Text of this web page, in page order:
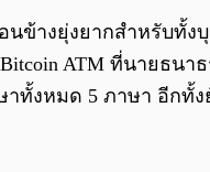
นข้างยุ่งยากสำหรับทั้
ATM ที่นายธนา
ทั้งหมด 5 ภาษา อีกทั้